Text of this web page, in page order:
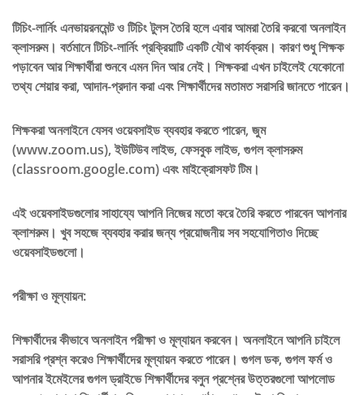
টিচিং-লার্নিং এনভায়রনমেন্ট ও টিচিং টুলস তৈরি হলে এবার আমরা তৈরি করবো অনলাইন
ক্লাসরুম। বর্তমানে টিচিং-লার্নিং প্রক্রিয়াটি একটি যৌথ কার্যক্রম। কারণ শুধু শিক্ষক
পড়াবেন আর শিক্ষার্থীরা শুনবে এমন দিন আর নেই। শিক্ষকরা এখন চাইলেই যেকোনো
তথ্য শেয়ার করা, আদান-প্রদান করা এবং শিক্ষার্থীদের মতামত সরাসরি জানতে পারেন।
শিক্ষকরা অনলাইনে যেসব ওয়েবসাইড ব্যবহার করতে পারেন, জুম
(www.zoom.us), ইউটিউব লাইভ, ফেসবুক লাইভ, গুগল ক্লাসরুম
(classroom.google.com) এবং মাইক্রোসফট টিম।
এই ওয়েবসাইডগুলোর সাহায্যে আপনি নিজের মতো করে তৈরি করতে পারবেন আপনার
ক্লাশরুম। খুব সহজে ব্যবহার করার জন্য প্রয়োজনীয় সব সহযোগিতাও দিচ্ছে
ওয়েবসাইডগুলো।
পরীক্ষা ও মূল্যায়ন:
শিক্ষার্থীদের কীভাবে অনলাইন পরীক্ষা ও মূল্যায়ন করবেন। অনলাইনে আপনি চাইলে
সরাসরি প্রশ্ন করেও শিক্ষার্থীদের মূল্যায়ন করতে পারেন। গুগল ডক, গুগল ফর্ম ও
আপনার ইমেইলের গুগল ড্রাইভে শিক্ষার্থীদের বলুন প্রশ্নের উত্তরগুলো আপলোড